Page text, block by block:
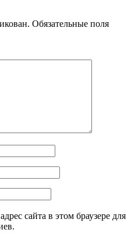
Обязательные поля
сайта в этом браузере для